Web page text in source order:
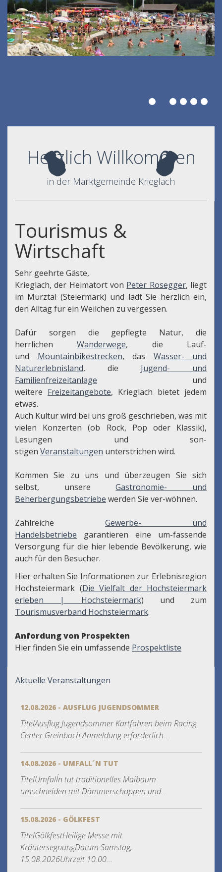
Herzlich Willkommen
in der Marktgemeinde Krieglach
Tourismus &
Wirtschaft
Sehr geehrte Gäste,
Krieglach, der Heimatort von Peter Rosegger, liegt
im Mürztal (Steiermark) und lädt Sie herzlich ein,
den Alltag für ein Weilchen zu vergessen.
Dafür sorgen die gepflegte Natur, die
herrlichenWanderwege, die Lauf-
und Mountainbikestrecken, das Wasser- und
Naturerlebnisland, die Jugend- und
Familienfreizeitanlage und
weitere Freizeitangebote, Krieglach bietet jedem
etwas.
Auch Kultur wird bei uns groß geschrieben, was mit
vielen Konzerten (ob Rock, Pop oder Klassik),
Lesungen und son-
stigen Veranstaltungen unterstrichen wird.
Kommen Sie zu uns und überzeugen Sie sich
selbst, unsereGastronomie- und
Beherbergungsbetriebe werden Sie ver-wöhnen.
Zahlreiche Gewerbe- und
Handelsbetriebe garantieren eine um-fassende
Versorgung für die hier lebende Bevölkerung, wie
auch für den Besucher.
Hier erhalten Sie Informationen zur Erlebnisregion
Hochsteiermark (Die Vielfalt der Hochsteiermark
erleben | Hochsteiermark) und zum
Tourismusverband Hochsteiermark.
Anfordung von Prospekten
Hier finden Sie ein umfassende Prospektliste
Aktuelle Veranstaltungen
12.08.2026 - AUSFLUG JUGENDSOMMER
TitelAusflug Jugendsommer Kartfahren beim Racing
Center Greinbach Anmeldung erforderlich...
14.08.2026 - UMFALL´N TUT
TitelUmfall´n tut traditionelles Maibaum
umschneiden mit Dämmerschoppen und...
15.08.2026 - GÖLKFEST
TitelGölkfestHeilige Messe mit
KräutersegnungDatum Samstag,
15.08.2026Uhrzeit 10.00...